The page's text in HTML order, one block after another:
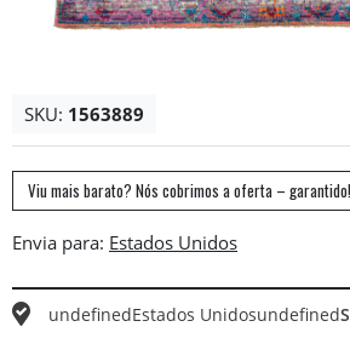
SKU: 1563889
Viu mais barato? Nós cobrimos a oferta – garantido!
Envia para:
undefinedEstados Unidosundefined